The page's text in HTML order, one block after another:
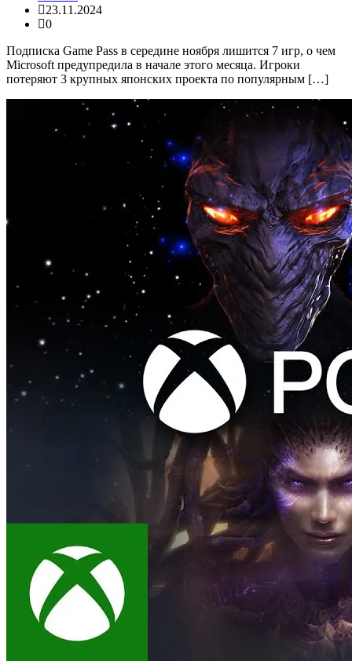
23.11.2024
0
Подписка Game Pass в середине ноября лишится 7 игр, о чем
Microsoft предупредила в начале этого месяца. Игроки
потеряют 3 крупных японских проекта по популярным […]